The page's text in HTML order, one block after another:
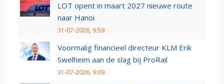
LOT opent in maart 2027 nieuwe route
naar Hanoi
31-07-2026, 9:59
Voormalig financieel directeur KLM Erik
Swelheim aan de slag bij ProRail
31-07-2026, 9:09